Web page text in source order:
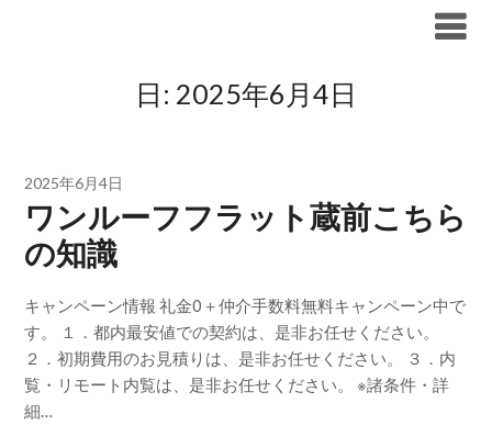
日: 2025年6月4日
2025年6月4日
ワンルーフフラット蔵前こちら
の知識
キャンペーン情報 礼金0＋仲介手数料無料キャンペーン中で
す。 １．都内最安値での契約は、是非お任せください。
２．初期費用のお見積りは、是非お任せください。 ３．内
覧・リモート内覧は、是非お任せください。 ※諸条件・詳
細…